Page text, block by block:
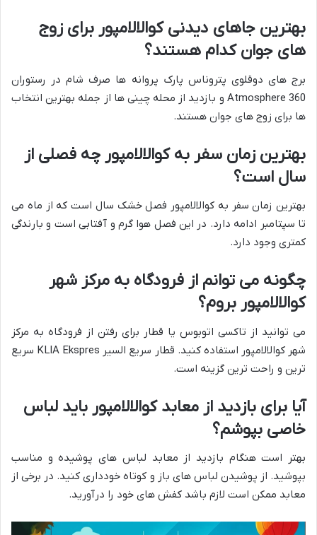
بهترین جاهای دیدنی کوالالامپور برای زوج
های جوان کدام هستند؟
برج های دوقلوی پتروناس پارک پروانه ها صرف شام در رستوران
Atmosphere 360 و بازدید از محله چینی ها از جمله بهترین انتخاب
ها برای زوج های جوان هستند.
بهترین زمان سفر به کوالالامپور چه فصلی از
سال است؟
بهترین زمان سفر به کوالالامپور فصل خشک سال است که از ماه می
تا سپتامبر ادامه دارد. در این فصل هوا گرم و آفتابی است و بارندگی
کمتری وجود دارد.
چگونه می توانم از فرودگاه به مرکز شهر
کوالالامپور بروم؟
می توانید از تاکسی اتوبوس یا قطار برای رفتن از فرودگاه به مرکز
شهر کوالالامپور استفاده کنید. قطار سریع السیر KLIA Ekspres سریع
ترین و راحت ترین گزینه است.
آیا برای بازدید از معابد کوالالامپور باید لباس
خاصی بپوشم؟
بهتر است هنگام بازدید از معابد لباس های پوشیده و مناسب
بپوشید. از پوشیدن لباس های باز و کوتاه خودداری کنید. در برخی از
معابد ممکن است لازم باشد کفش های خود را درآورید.